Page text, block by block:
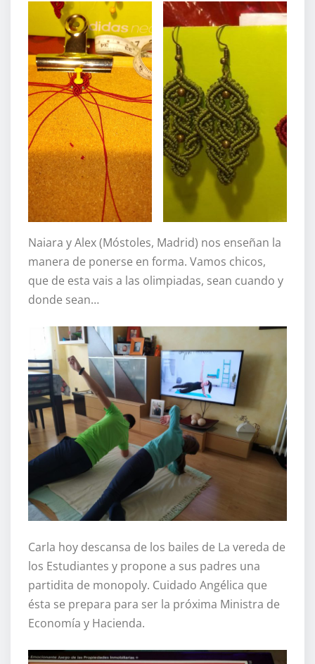
Naiara y Alex (Móstoles, Madrid) nos enseñan la
manera de ponerse en forma. Vamos chicos,
que de esta vais a las olimpiadas, sean cuando y
donde sean…
Carla hoy descansa de los bailes de La vereda de
los Estudiantes y propone a sus padres una
partidita de monopoly. Cuidado Angélica que
ésta se prepara para ser la próxima Ministra de
Economía y Hacienda.